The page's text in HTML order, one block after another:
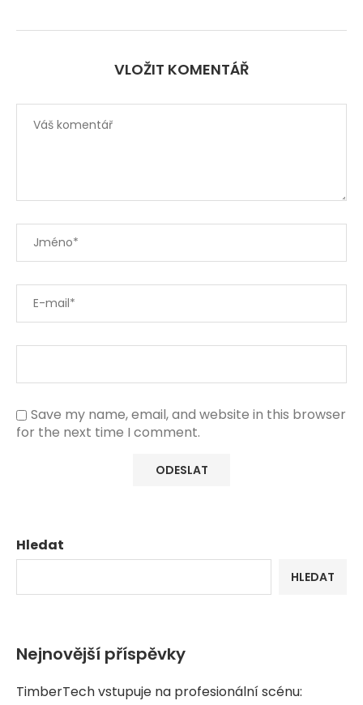
VLOŽIT KOMENTÁŘ
Save my name, email, and website in this browser
for the next time I comment.
Hledat
HLEDAT
Nejnovější příspěvky
TimberTech vstupuje na profesionální scénu: